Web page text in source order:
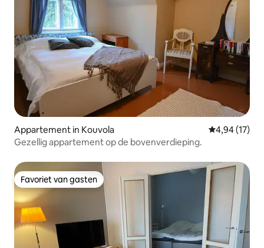
Appartement in Kouvola Gemiddelde
4,94 (17)
Gezellig appartement op de bovenverdieping.
Favoriet van gasten
Favoriet van gasten